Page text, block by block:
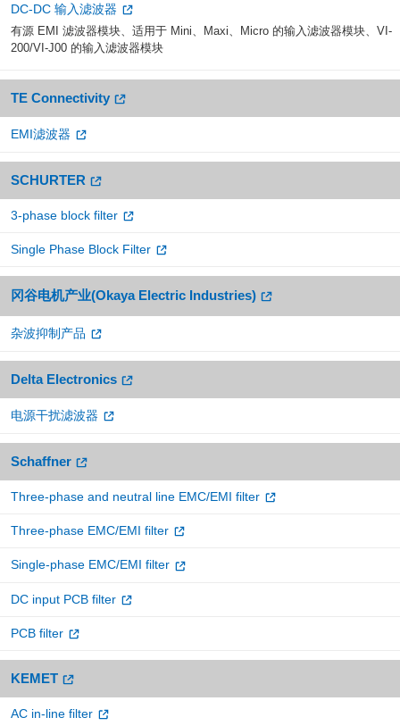
DC-DC 输入滤波器
有源 EMI 滤波器模块、适用于 Mini、Maxi、Micro 的输入滤波器模块、VI-
200/VI-J00 的输入滤波器模块
TE Connectivity
EMI滤波器
SCHURTER
3-phase block filter
Single Phase Block Filter
冈谷电机产业(Okaya Electric Industries)
杂波抑制产品
Delta Electronics
电源干扰滤波器
Schaffner
Three-phase and neutral line EMC/EMI filter
Three-phase EMC/EMI filter
Single-phase EMC/EMI filter
DC input PCB filter
PCB filter
KEMET
AC in-line filter